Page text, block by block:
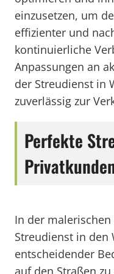
einzusetzen, um
effizienter und
kontinuierliche
Anpassungen an
der Streudienst in
zuverlässig zur
Perfekte
In der
Streudienst in den
entscheidender
auf den Straßen